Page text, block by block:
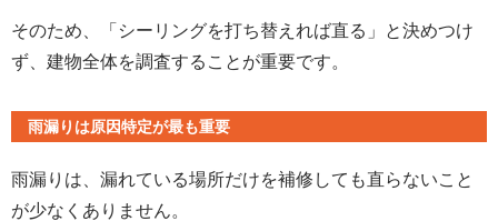
そのため、「シーリングを打ち替えれば直る」と決めつけ
ず、建物全体を調査することが重要です。
雨漏りは原因特定が最も重要
雨漏りは、漏れている場所だけを補修しても直らないこと
が少なくありません。